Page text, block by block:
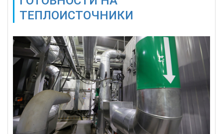
ТЕПЛОИСТОЧНИКИ